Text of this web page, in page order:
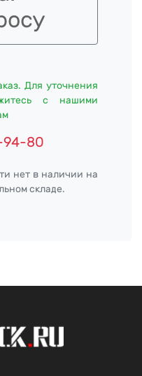
Для уточнения
с нашими
94-80
нет в наличии на
складе.